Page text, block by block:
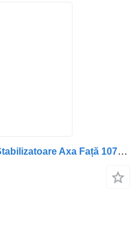
Barra stabilizzatrice Bara Stabilizatoare Axa Față 1077569 21883607 22360320 per camion Volvo 1077569 21883607 22360320